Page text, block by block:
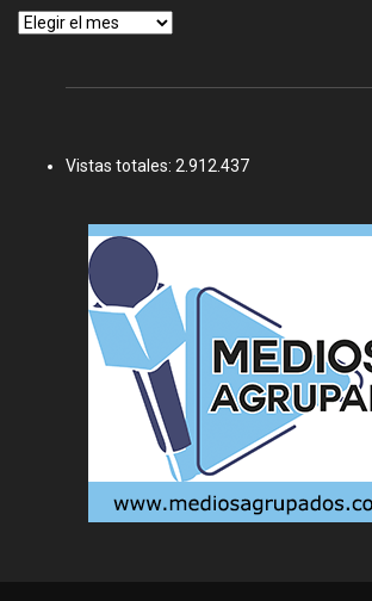
Archivos
Vistas totales: 2.912.437